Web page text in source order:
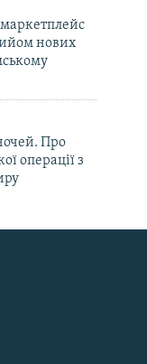
нових
Про
операції з